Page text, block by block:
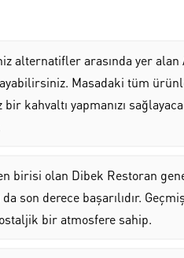
alternatifler arasında yer alan
Masadaki tüm
kahvaltı yapmanızı
birisi olan Dibek Restoran
son derece başarılıdır.
bir atmosfere sahip.